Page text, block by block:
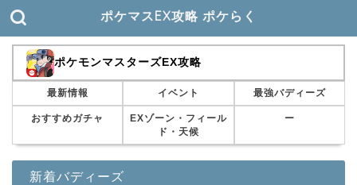
ポケマスEX攻略 ポケらく
ポケモンマスターズEX攻略
最新情報 イベント 最強バディーズ
おすすめガチャ
EXゾーン・フィール
ド・天候
ー
新着バディーズ